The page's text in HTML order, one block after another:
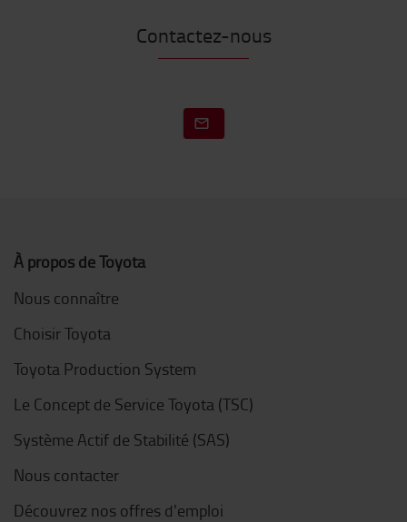
Contactez-nous
À propos de Toyota
Nous connaître
Choisir Toyota
Toyota Production System
Le Concept de Service Toyota (TSC)
Système Actif de Stabilité (SAS)
Nous contacter
Découvrez nos offres d'emploi